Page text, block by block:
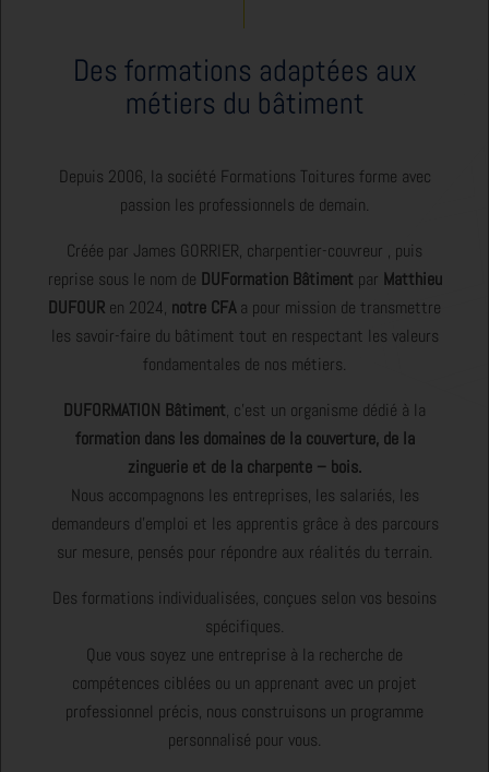
Des formations adaptées aux
métiers du bâtiment
Depuis 2006, la société Formations Toitures forme avec
passion les professionnels de demain.
Créée par James GORRIER, charpentier-couvreur , puis
reprise sous le nom de DUFormation Bâtiment par Matthieu
DUFOUR en 2024, notre CFAa pour mission de transmettre
les savoir-faire du bâtiment tout en respectant les valeurs
fondamentales de nos métiers.
DUFORMATION Bâtiment, c’est un organisme dédié à la
formation dans les domaines de la couverture, de la
zinguerie et de la charpente – bois.
Nous accompagnons les entreprises, les salariés, les
demandeurs d’emploi et les apprentis grâce à des parcours
sur mesure, pensés pour répondre aux réalités du terrain.
Des formations individualisées, conçues selon vos besoins
spécifiques.
Que vous soyez une entreprise à la recherche de
compétences ciblées ou un apprenant avec un projet
professionnel précis, nous construisons un programme
personnalisé pour vous.